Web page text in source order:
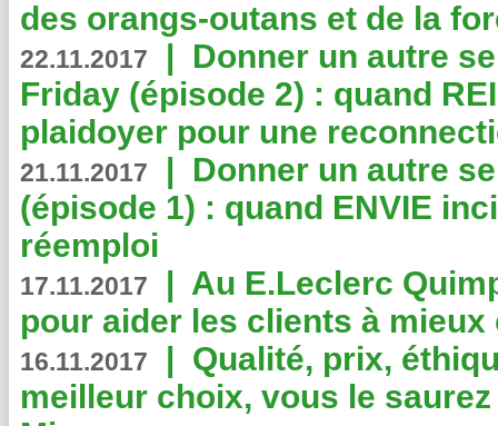
des orangs-outans et de la
22.11.2017 | Donner un autre
Friday (épisode 2) : quand
plaidoyer pour une
21.11.2017 | Donner un autre
(épisode 1) : quand ENVIE
réemploi
17.11.2017 | Au E.Leclerc
pour aider les clients à
16.11.2017 | Qualité, prix,
meilleur choix, vous le